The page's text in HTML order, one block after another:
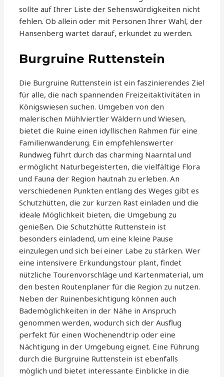
sollte auf Ihrer Liste der Sehenswürdigkeiten nicht
fehlen. Ob allein oder mit Personen Ihrer Wahl, der
Hansenberg wartet darauf, erkundet zu werden.
Burgruine Ruttenstein
Die Burgruine Ruttenstein ist ein faszinierendes Ziel
für alle, die nach spannenden Freizeitaktivitäten in
Königswiesen suchen. Umgeben von den
malerischen Mühlviertler Wäldern und Wiesen,
bietet die Ruine einen idyllischen Rahmen für eine
Familienwanderung. Ein empfehlenswerter
Rundweg führt durch das charming Naarntal und
ermöglicht Naturbegeisterten, die vielfältige Flora
und Fauna der Region hautnah zu erleben. An
verschiedenen Punkten entlang des Weges gibt es
Schutzhütten, die zur kurzen Rast einladen und die
ideale Möglichkeit bieten, die Umgebung zu
genießen. Die Schutzhütte Ruttenstein ist
besonders einladend, um eine kleine Pause
einzulegen und sich bei einer Labe zu stärken. Wer
eine intensivere Erkundungstour plant, findet
nützliche Tourenvorschläge und Kartenmaterial, um
den besten Routenplaner für die Region zu nutzen.
Neben der Ruinenbesichtigung können auch
Bademöglichkeiten in der Nähe in Anspruch
genommen werden, wodurch sich der Ausflug
perfekt für einen Wochenendtrip oder eine
Nächtigung in der Umgebung eignet. Eine Führung
durch die Burgruine Ruttenstein ist ebenfalls
möglich und bietet interessante Einblicke in die